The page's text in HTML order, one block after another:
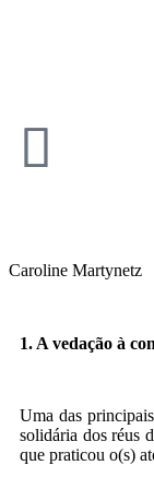
Caroline Martynetz
1. A vedação à
Uma das
solidária dos réus
que praticou o(s)